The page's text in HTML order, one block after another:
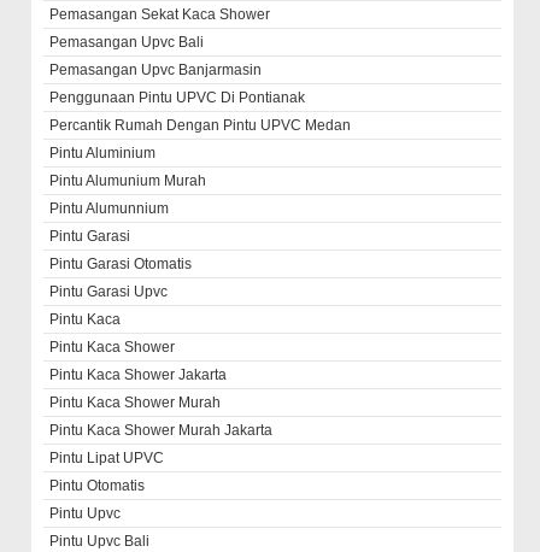
Pemasangan Sekat Kaca Shower
Pemasangan Upvc Bali
Pemasangan Upvc Banjarmasin
Penggunaan Pintu UPVC Di Pontianak
Percantik Rumah Dengan Pintu UPVC Medan
Pintu Aluminium
Pintu Alumunium Murah
Pintu Alumunnium
Pintu Garasi
Pintu Garasi Otomatis
Pintu Garasi Upvc
Pintu Kaca
Pintu Kaca Shower
Pintu Kaca Shower Jakarta
Pintu Kaca Shower Murah
Pintu Kaca Shower Murah Jakarta
Pintu Lipat UPVC
Pintu Otomatis
Pintu Upvc
Pintu Upvc Bali